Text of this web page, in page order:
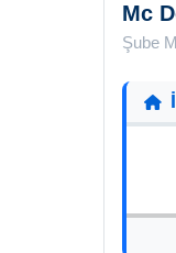
Mc
Şube